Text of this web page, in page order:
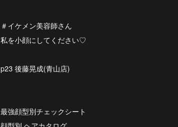
＃イケメン美容師さん
私を小顔にしてください♡
p23 後藤晃成(青山店)
最強顔型別チェックシート